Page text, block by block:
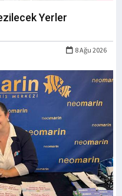
Yerler
8 Ağu 2026